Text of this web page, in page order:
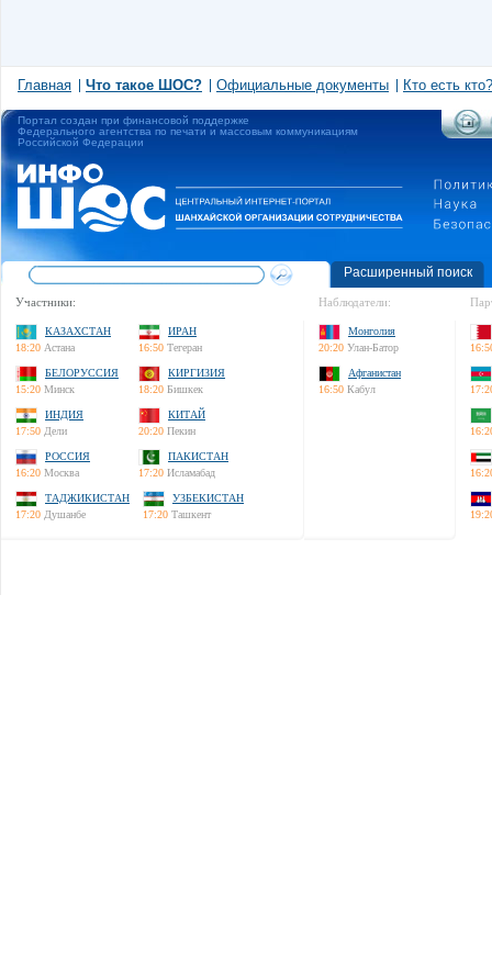
Главная Что такое ШОС? Официальные документы Кто есть кто?
Портал создан при финансовой поддержке
Федерального агентства по печати и массовым коммуникациям
Российской Федерации
Расширенный поиск
Участники:
КАЗАХСТАН
18:20 Астана
ИРАН
16:50 Тегеран
БЕЛОРУССИЯ
15:20 Минск
КИРГИЗИЯ
18:20 Бишкек
ИНДИЯ
17:50 Дели
КИТАЙ
20:20 Пекин
РОССИЯ
16:20 Москва
ПАКИСТАН
17:20 Исламабад
ТАДЖИКИСТАН
17:20 Душанбе
УЗБЕКИСТАН
17:20 Ташкент
Наблюдатели:
Монголия
20:20 Улан-Батор
Афганистан
16:50 Кабул